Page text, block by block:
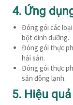
4. Ứng
Đóng gói các
bột dinh dưỡng.
Đóng gói thực
hải sản.
Đóng gói thực
sản đông lạnh.
5. Hiệu